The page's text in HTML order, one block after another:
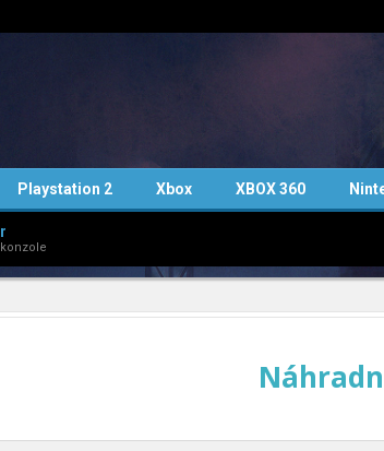
Playstation 2 Xbox XBOX 360